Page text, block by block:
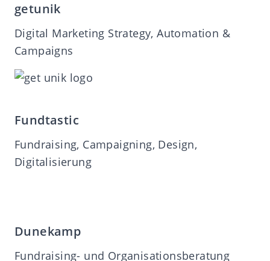
getunik
Digital Marketing Strategy, Automation &
Campaigns
Fundtastic
Fundraising, Campaigning, Design,
Digitalisierung
Dunekamp
Fundraising- und Organisationsberatung